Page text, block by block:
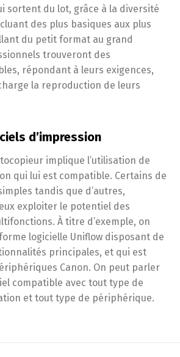
sortent du lot, grâce à la diversité
des plus basiques aux plus
du petit format au grand
trouveront des
répondant à leurs exigences,
la reproduction de leurs
d’impression
implique l’utilisation de
qui lui est compatible. Certains de
tandis que d’autres,
exploiter le potentiel des
À titre d’exemple, on
logicielle Uniflow disposant de
principales, et qui est
Canon. On peut parler
compatible avec tout type de
et tout type de périphérique.